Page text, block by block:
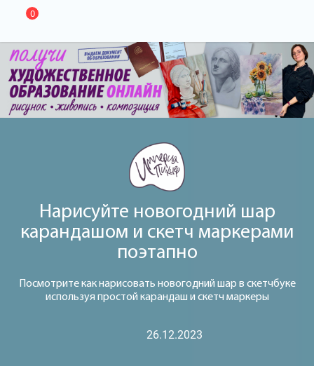
0
Нарисуйте новогодний шар
карандашом и скетч маркерами
поэтапно
Посмотрите как нарисовать новогодний шар в скетчбуке
используя простой карандаш и скетч маркеры
26.12.2023